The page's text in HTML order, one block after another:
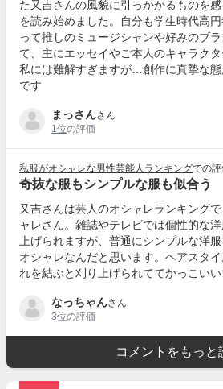
た又吉さんの風貌に引っかかるものを
を読み始めました。自分も学生時代高
って推しのミュージシャンや好みのブ
て、主にエッセイやご本人のキャラク
私には難解すぎますが…創作に真摯な
です
まっさんさん
1位の評価
私服がオシャレな男性芸能人ランキングでの評
奇抜な服もシンプルな服も似合う
又吉さんは芸人のオシャレランキング
ャレさん。雑誌やテレビでは個性的な
上げられますが、普通にシンプルな洋
オシャレなんだと思います。ヘアスタ
れを結ぶと刈り上げられててかっこいい
なっちゃんさん
3位の評価
コメントをもっと